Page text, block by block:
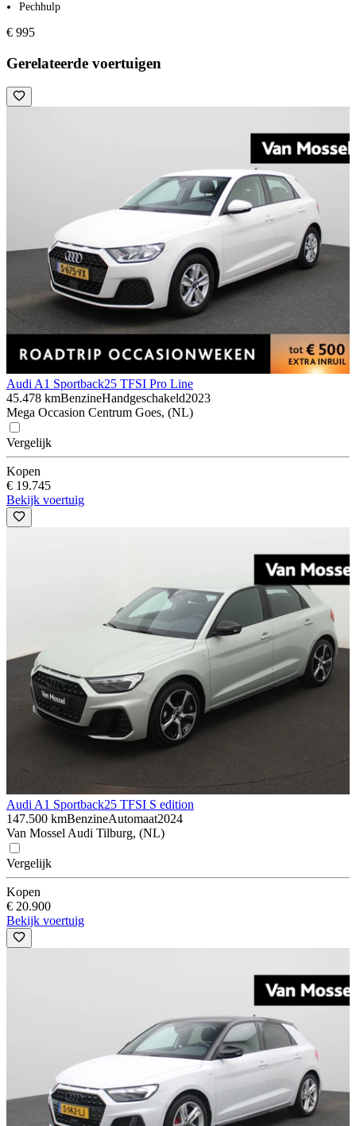
Pechhulp
€ 995
Gerelateerde voertuigen
Audi A1 Sportback25 TFSI Pro Line
45.478 kmBenzineHandgeschakeld2023
Mega Occasion Centrum Goes, (NL)
Vergelijk
Kopen
€ 19.745
Bekijk voertuig
Audi A1 Sportback25 TFSI S edition
147.500 kmBenzineAutomaat2024
Van Mossel Audi Tilburg, (NL)
Vergelijk
Kopen
€ 20.900
Bekijk voertuig